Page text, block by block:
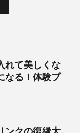
れて美しくな
なる！体験ブ